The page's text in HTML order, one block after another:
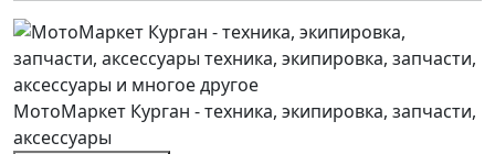
МотоМаркет Курган - техника, экипировка, запчасти,
аксессуары